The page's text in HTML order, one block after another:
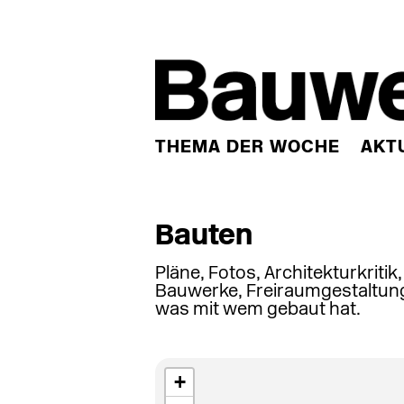
THEMA DER WOCHE
Bauten
Pläne, Fotos,
Bauwerke,
was mit wem gebaut hat.
+